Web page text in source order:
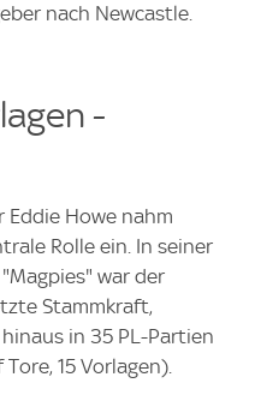
nach Newcastle.
-
Eddie Howe nahm
Rolle ein. In seiner
war der
Stammkraft,
in 35 PL-Partien
15 Vorlagen).